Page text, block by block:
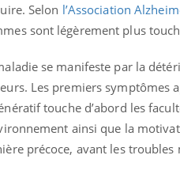
Selon l’Association
sont légèrement plus
se manifeste par la
Les premiers symptômes
touche d’abord les
ainsi que la
précoce, avant les troubles
: comprendre pour